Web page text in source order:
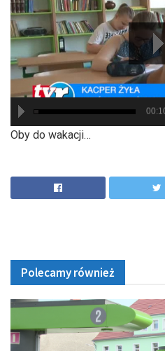
Oby do wakacji…
Polecamy również